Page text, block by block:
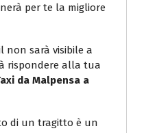
per te la migliore
non sarà visibile a
rispondere alla tua
da Malpensa a
di un tragitto è un